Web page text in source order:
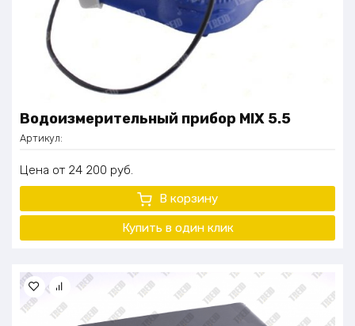
Водоизмерительный прибор MIX 5.5
Артикул:
Цена 24 200 руб.
В корзину
Купить в один клик